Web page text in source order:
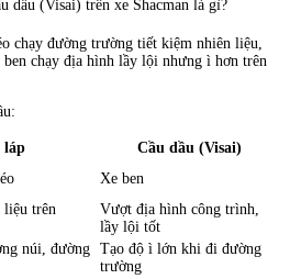
dầu (Visai) trên xe Shacman là gì?
chạy đường trường tiết kiệm nhiên liệu,
ben chạy địa hình lầy lội nhưng ì hơn trên
láp
Cầu dầu (Visai)
Xe ben
liệu trên
Vượt địa hình công trình,
lầy lội tốt
núi, đường Tạo độ ì lớn khi đi đường
trường